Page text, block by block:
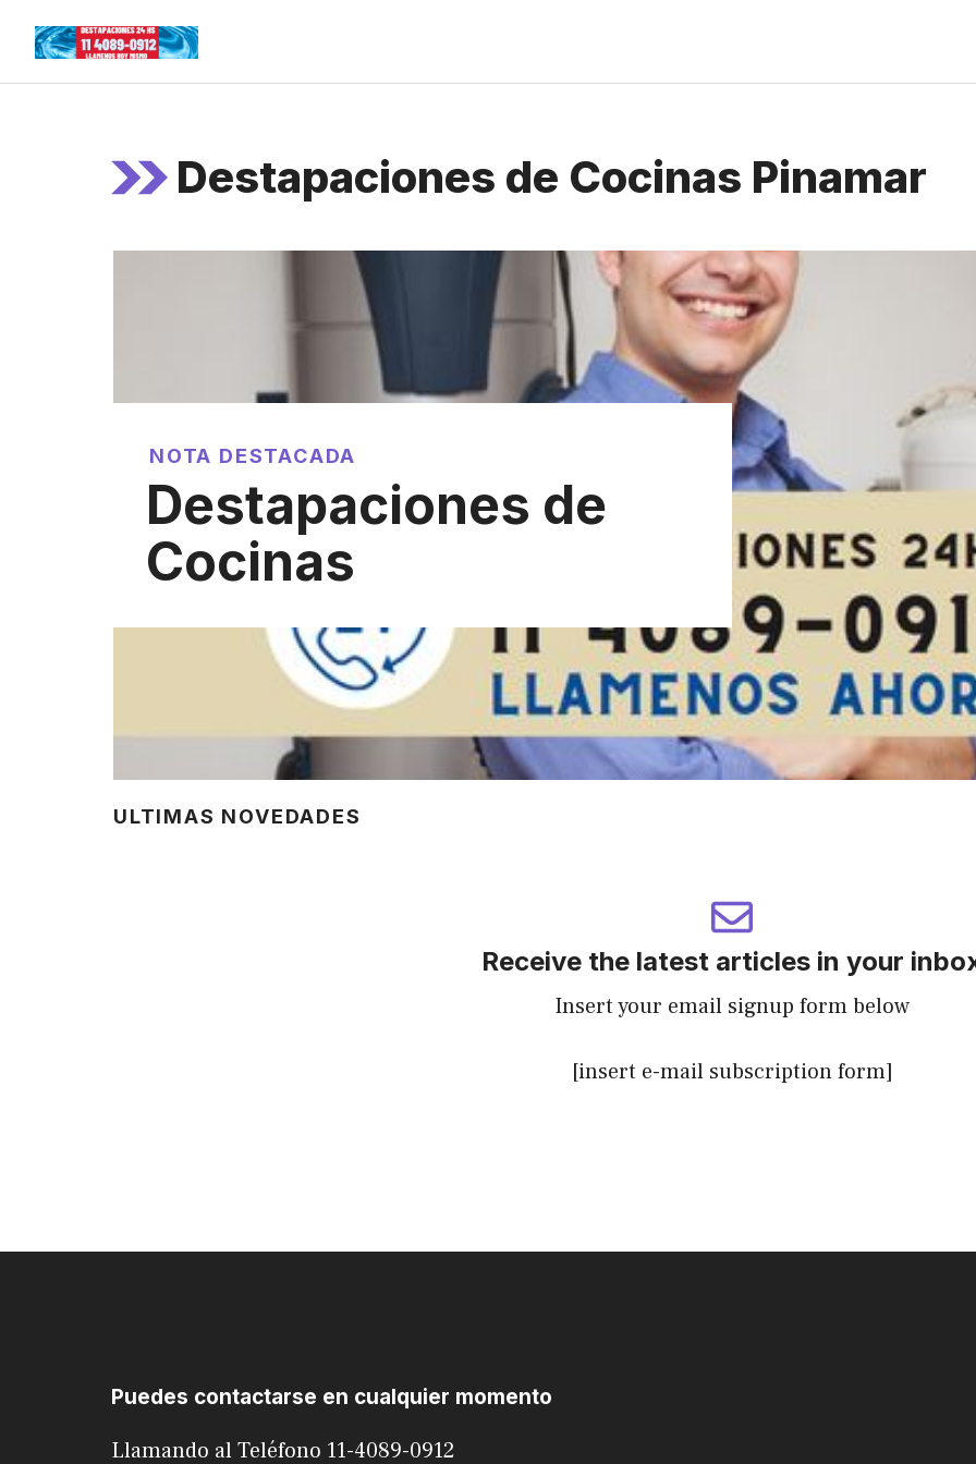
content
Destapaciones de Cocinas Pinamar
NOTA DESTACADA
Destapaciones de
Cocinas
ULTIMAS NOVEDADES
Receive the latest articles in your
Insert your email signup form below
[insert e-mail subscription form]
Puedes contactarse en cualquier momento
Llamando al Teléfono 11-4089-0912